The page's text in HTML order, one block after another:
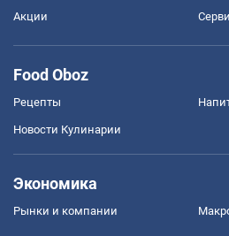
Акции
Food Oboz
Рецепты
Новости Кулинарии
Экономика
Рынки и компании